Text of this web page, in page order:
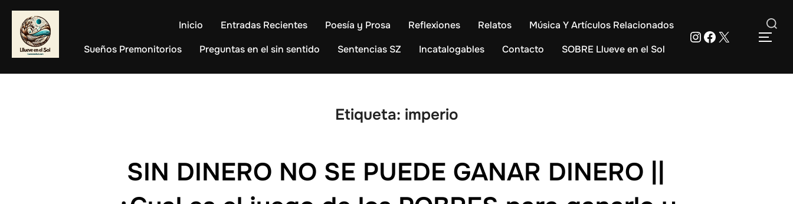
contenido
Inicio Entradas Recientes Poesía y Prosa Reflexiones Relatos
Música Y Artículos Relacionados
Sueños Premonitorios
Preguntas en el sin sentido Sentencias SZ Incatalogables Contacto SOBRE Llueve en el Sol
Instagram
Facebook
X Buscar:
Etiqueta: imperio
SIN DINERO NO SE PUEDE GANAR DINERO ||